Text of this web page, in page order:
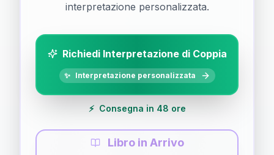
interpretazione personalizzata.
Richiedi Interpretazione di Coppia
✨ Interpretazione personalizzata
⚡ Consegna in 48 ore
Libro in Arrivo